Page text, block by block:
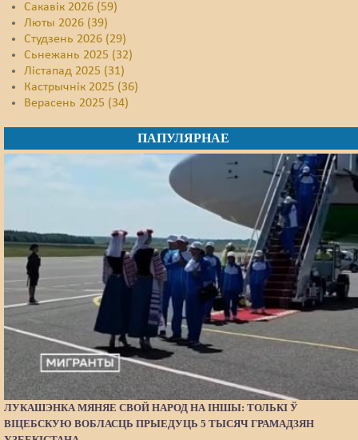
Сакавік 2026 (59)
Люты 2026 (39)
Студзень 2026 (29)
Сьнежань 2025 (32)
Лістапад 2025 (31)
Кастрычнік 2025 (36)
Верасень 2025 (34)
ПАПУЛЯРНАЕ
ЛУКАШЭНКА МЯНЯЕ СВОЙ НАРОД НА ІНШЫ: ТОЛЬКІ Ў
ВІЦЕБСКУЮ ВОБЛАСЦЬ ПРЫЕДУЦЬ 5 ТЫСЯЧ ГРАМАДЗЯН